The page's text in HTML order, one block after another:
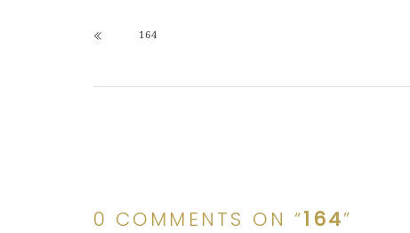
164
0 COMMENTS ON “164”